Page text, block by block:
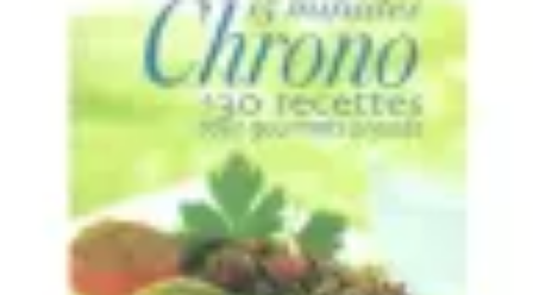
Recettes de Poissons
Recettes de Papillote
Recettes FacilesRecettesRecettes de
Recettes de Poisson
Recettes de Poissons